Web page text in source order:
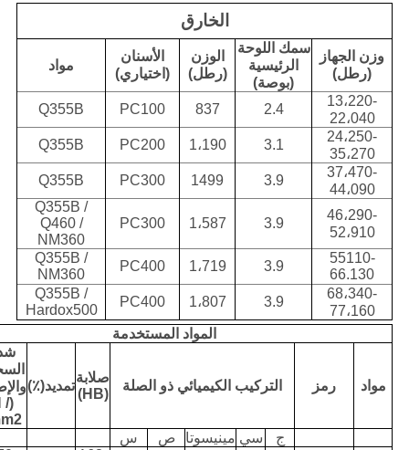
الخارق
وزن الجهاز
(رطل)
سمك اللوحة
الرئيسية
(بوصة)
الوزن
(رطل)
الأسنان
(اختياري)
مواد
13،220-
22،040
2.4
837
PC100
Q355B
24،250-
35،270
3.1 1،190 PC200
Q355B
37،470-
44،090
3.9
1499
PC300
Q355B
46،290-
52،910
3.9 1،587 PC300
Q355B /
Q460 /
NM360
55110-
66.130
3.9 1،719 PC400
Q355B /
NM360
68،340-
77،160
3.9 1،807 PC400
Q355B /
Hardox500
المواد المستخدمة
مواد رمز التركيب الكيميائي ذو الصلة
صلابة
(HB)
تمديد(٪)
/
ج
سي مينيسوتا ص
س